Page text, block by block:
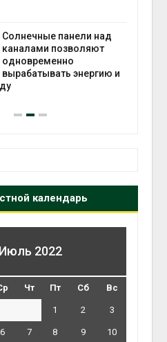
Солнечные панели над
каналами позволяют
одновременно
вырабатывать энергию и
календарь
Июль 2022
Чт Пт Сб Вс
1 2 3
6 7 8 9 10